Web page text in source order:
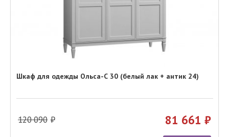
Шкаф для одежды Ольса-С 30 (белый лак + антик 24)
120 090 81 661